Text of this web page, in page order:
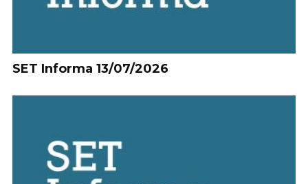
SET Informa 13/07/2026